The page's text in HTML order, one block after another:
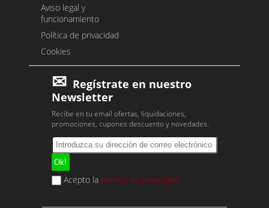
Aviso legal y
funcionamiento
Política de privacidad
Cookies
Regístrate en nuestro
Newsletter
Recibe en tu email ofertas, liquidaciones,
promociones, cupones descuento y novedades.
Acepto la política de privacidad